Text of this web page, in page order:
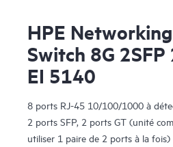
HPE
Switch 8G 2SFP
EI 5140
8 ports RJ-45 10/100/1000 à
2 ports SFP, 2 ports GT (unité
utiliser 1 paire de 2 ports à la